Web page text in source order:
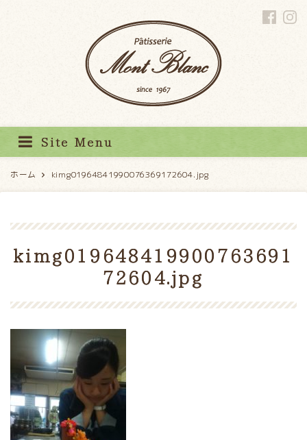
Site Menu
ホーム kimg01964841990076369172604.jpg
kimg019648419900763691
72604.jpg